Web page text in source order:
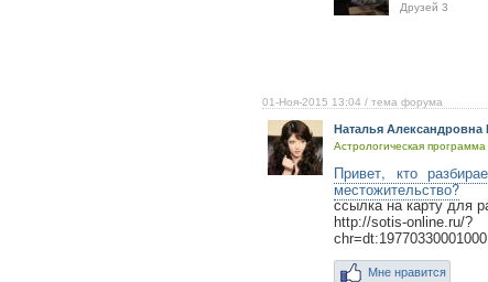
Друзей 3
01-Ноя-2015 13:04 / тема форума
Наталья
Астрологическая
Привет, кто
местожительство?
ссылка на карту для
http://sotis-online.ru/?
Мне нравится